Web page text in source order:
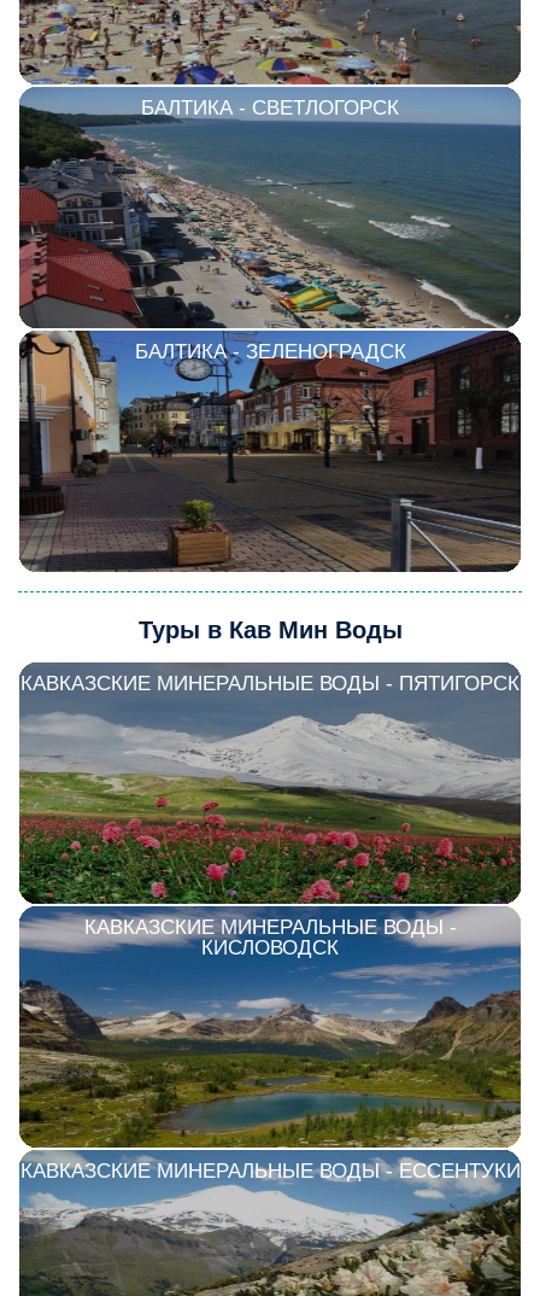
БАЛТИКА - СВЕТЛОГОРСК
БАЛТИКА - ЗЕЛЕНОГРАДСК
Туры в Кав Мин Воды
КАВКАЗСКИЕ МИНЕРАЛЬНЫЕ ВОДЫ - ПЯТИГОРСК
КАВКАЗСКИЕ МИНЕРАЛЬНЫЕ ВОДЫ -
КИСЛОВОДСК
КАВКАЗСКИЕ МИНЕРАЛЬНЫЕ ВОДЫ - ЕССЕНТУКИ